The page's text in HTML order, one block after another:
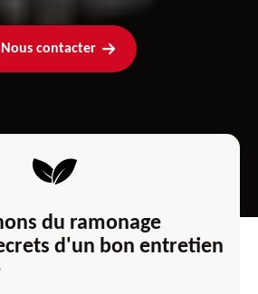
Nous contacter
du ramonage
d'un bon entretien